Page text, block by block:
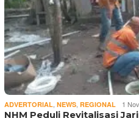
ADVERTORIAL NEWS REGIONAL 1
NHM Peduli Revitalisasi